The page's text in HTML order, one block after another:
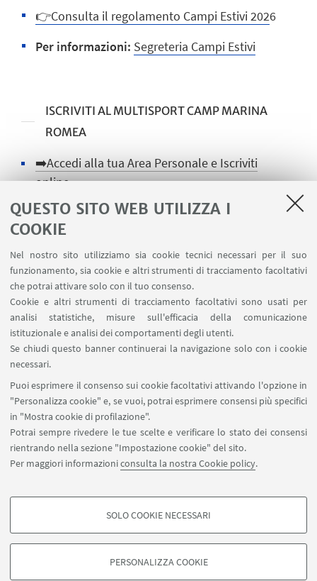
QUESTO SITO WEB UTILIZZA I
COOKIE
Nel nostro sito utilizziamo sia cookie tecnici necessari per il suo
funzionamento, sia cookie e altri strumenti di tracciamento facoltativi
che potrai attivare solo con il tuo consenso.
Cookie e altri strumenti di tracciamento facoltativi sono usati per
analisi statistiche, misure sull'efficacia della comunicazione
istituzionale e analisi dei comportamenti degli utenti.
Se chiudi questo banner continuerai la navigazione solo con i cookie
necessari.
Puoi esprimere il consenso sui cookie facoltativi attivando l'opzione in
"Personalizza cookie" e, se vuoi, potrai esprimere consensi più specifici
in "Mostra cookie di profilazione".
Potrai sempre rivedere le tue scelte e verificare lo stato dei consensi
rientrando nella sezione "Impostazione cookie" del sito.
Per maggiori informazioniconsulta la nostra Cookie policy.
COOKIE DI PROFILAZIONE - FACOLTATIVI
degli utenti, creare profili in base al loro comportamento sul sito, per analisi
SOLO COOKIE NECESSARI
PERSONALIZZA COOKIE
👉Consulta il regolamento Campi Estivi 2026
Per informazioni: Segreteria Campi Estivi
ISCRIVITI AL MULTISPORT CAMP MARINA
ROMEA
➡️Accedi alla tua Area Personale e Iscriviti
online
➡️Iscriviti presso le nostre Segreterie
IN EVIDENZA
🪪Fai la tessera CUSB
✍️ Scheda deleghe e allergie
✍️ Liberatoria foto/video
🌀Torna alla pagina Campi e Vacanze CUSB
Seguici su: